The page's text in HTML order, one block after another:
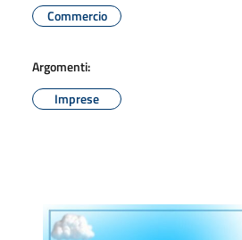
Commercio
Argomenti:
Imprese